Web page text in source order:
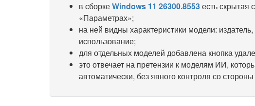
в сборкеWindows 11 26300.8553есть скрытая
«Параметрах»;
на ней видны характеристики модели:
использование;
для отдельных моделей добавлена кнопка
это отвечает на претензии к моделям ИИ,
автоматически, без явного контроля со